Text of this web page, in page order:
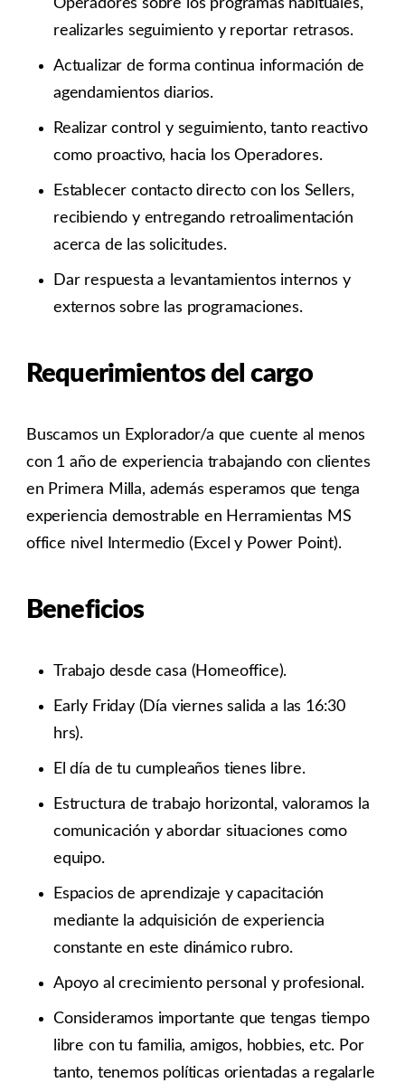
Operadores sobre los programas habituales,
realizarles seguimiento y reportar retrasos.
Actualizar de forma continua información de
agendamientos diarios.
Realizar control y seguimiento, tanto reactivo
como proactivo, hacia los Operadores.
Establecer contacto directo con los Sellers,
recibiendo y entregando retroalimentación
acerca de las solicitudes.
Dar respuesta a levantamientos internos y
externos sobre las programaciones.
Requerimientos del cargo
Buscamos un Explorador/a que cuente al menos
con 1 año de experiencia trabajando con clientes
en Primera Milla, además esperamos que tenga
experiencia demostrable en Herramientas MS
office nivel Intermedio (Excel y Power Point).
Beneficios
Trabajo desde casa (Homeoffice).
Early Friday (Día viernes salida a las 16:30
hrs).
El día de tu cumpleaños tienes libre.
Estructura de trabajo horizontal, valoramos la
comunicación y abordar situaciones como
equipo.
Espacios de aprendizaje y capacitación
mediante la adquisición de experiencia
constante en este dinámico rubro.
Apoyo al crecimiento personal y profesional.
Consideramos importante que tengas tiempo
libre con tu familia, amigos, hobbies, etc. Por
tanto, tenemos políticas orientadas a regalarle